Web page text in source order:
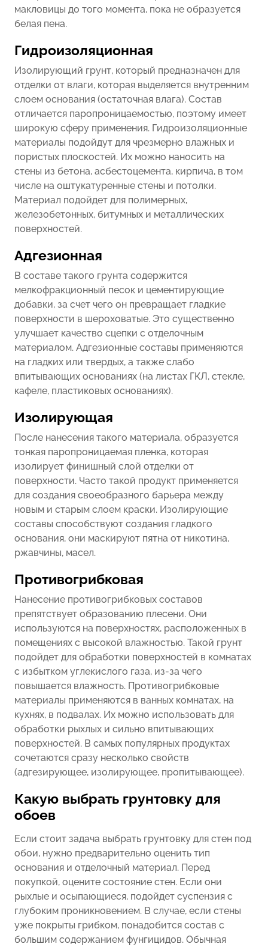
макловицы до того момента, пока не образуется
белая пена.
Гидроизоляционная
Изолирующий грунт, который предназначен для
отделки от влаги, которая выделяется внутренним
слоем основания (остаточная влага). Состав
отличается паропроницаемостью, поэтому имеет
широкую сферу применения. Гидроизоляционные
материалы подойдут для чрезмерно влажных и
пористых плоскостей. Их можно наносить на
стены из бетона, асбестоцемента, кирпича, в том
числе на оштукатуренные стены и потолки.
Материал подойдет для полимерных,
железобетонных, битумных и металлических
поверхностей.
Адгезионная
В составе такого грунта содержится
мелкофракционный песок и цементирующие
добавки, за счет чего он превращает гладкие
поверхности в шероховатые. Это существенно
улучшает качество сцепки с отделочным
материалом. Адгезионные составы применяются
на гладких или твердых, а также слабо
впитывающих основаниях (на листах ГКЛ, стекле,
кафеле, пластиковых основаниях).
Изолирующая
После нанесения такого материала, образуется
тонкая паропроницаемая пленка, которая
изолирует финишный слой отделки от
поверхности. Часто такой продукт применяется
для создания своеобразного барьера между
новым и старым слоем краски. Изолирующие
составы способствуют создания гладкого
основания, они маскируют пятна от никотина,
ржавчины, масел.
Противогрибковая
Нанесение противогрибковых составов
препятствует образованию плесени. Они
используются на поверхностях, расположенных в
помещениях с высокой влажностью. Такой грунт
подойдет для обработки поверхностей в комнатах
с избытком углекислого газа, из-за чего
повышается влажность. Противогрибковые
материалы применяются в ванных комнатах, на
кухнях, в подвалах. Их можно использовать для
обработки рыхлых и сильно впитывающих
поверхностей. В самых популярных продуктах
сочетаются сразу несколько свойств
(адгезирующее, изолирующее, пропитывающее).
Какую выбрать грунтовку для
обоев
Если стоит задача выбрать грунтовку для стен под
обои, нужно предварительно оценить тип
основания и отделочный материал. Перед
покупкой, оцените состояние стен. Если они
рыхлые и осыпающиеся, подойдет суспензия с
глубоким проникновением. В случае, если стены
уже покрыты грибком, понадобится состав с
большим содержанием фунгицидов. Обычная